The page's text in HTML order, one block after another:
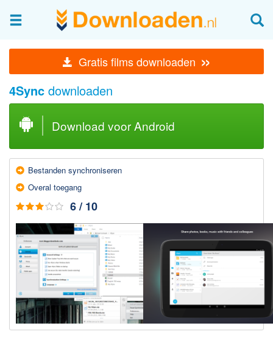
Gratis films downloaden »
Afbeeldingen & fotografie
Beheren en bekijken
Afbeelding & foto bewerken
Foto apps
Screenshots Maken
Audio & Video
Branden en Rippen
Converteren
Media streamen
Mediaspeler
Opnemen Audio en Video
Video bewerken
Downloaden
BitTorrent Clients
Nieuwslezers (Downloaden via usenet)
4Sync downloaden
Download voor Android
Bestanden synchroni­seren
Overal toe­gang
6 / 10